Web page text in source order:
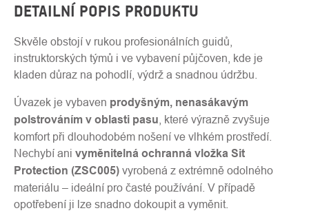
DETAILNÍ POPIS PRODUKTU
Skvěle obstojí v rukou profesionálních guidů,
instruktorských týmů i ve vybavení půjčoven, kde je
kladen důraz na pohodlí, výdrž a snadnou údržbu.
Úvazek je vybaven prodyšným, nenasákavým
polstrováním v oblasti pasu , které výrazně zvyšuje
komfort při dlouhodobém nošení ve vlhkém prostředí.
Nechybí ani vyměnitelná ochranná vložka Sit
Protection (ZSC005) vyrobená z extrémně odolného
materiálu – ideální pro časté používání. V případě
opotřebení ji lze snadno dokoupit a vyměnit.